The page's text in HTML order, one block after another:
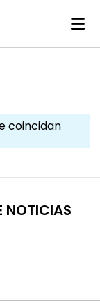
coincidan
NOTICIAS